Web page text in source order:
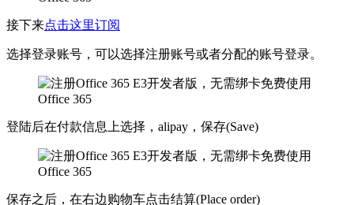
接下来点击这里订阅
选择登录账号，可以选择注册账号或者分配的账号登录。
登陆后在付款信息上选择，alipay，保存(Save)
保存之后，在右边购物车点击结算(Place order)